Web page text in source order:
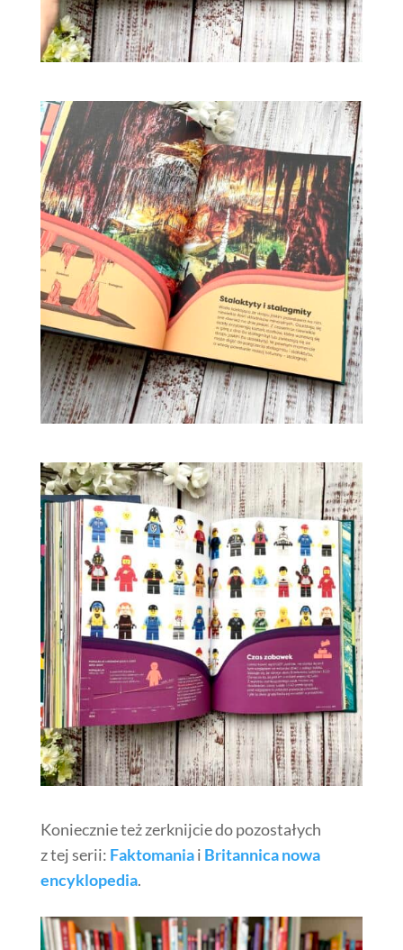
Koniecznie też zerknijcie do pozostałych
z tej serii: Faktomaniai Britannica nowa
encyklopedia.